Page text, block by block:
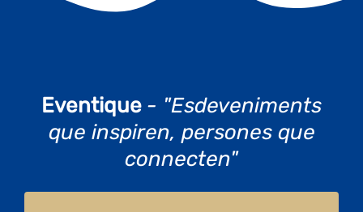
Eventique - "Esdeveniments
que inspiren, persones que
connecten"